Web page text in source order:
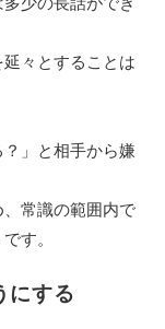
々とすることは
」と相手から嫌
常識の範囲内で
す。
にする